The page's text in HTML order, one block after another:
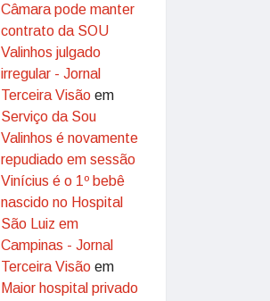
Câmara pode manter
contrato da SOU
Valinhos julgado
irregular - Jornal
Terceira Visão em
Serviço da Sou
Valinhos é novamente
repudiado em sessão
Vinícius é o 1º bebê
nascido no Hospital
São Luiz em
Campinas - Jornal
Terceira Visão em
Maior hospital privado